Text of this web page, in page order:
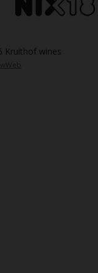
Kruithof wines